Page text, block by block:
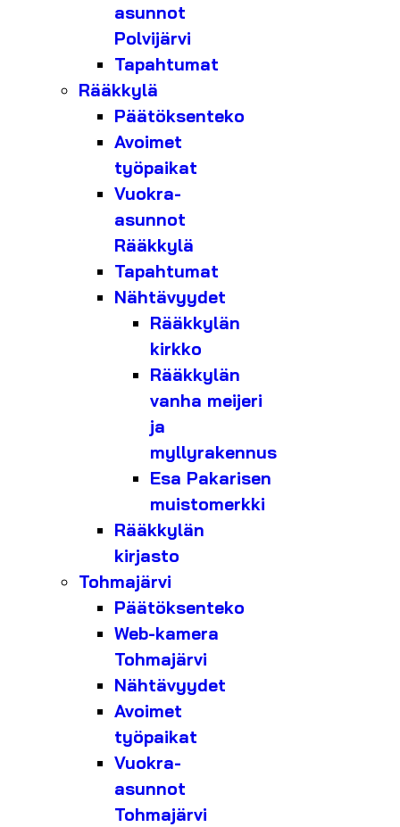
asunnot
Polvijärvi
Tapahtumat
Rääkkylä
Päätöksenteko
Avoimet
työpaikat
Vuokra-
asunnot
Rääkkylä
Tapahtumat
Nähtävyydet
Rääkkylän
kirkko
Rääkkylän
vanha meijeri
ja
myllyrakennus
Esa Pakarisen
muistomerkki
Rääkkylän
kirjasto
Tohmajärvi
Päätöksenteko
Web-kamera
Tohmajärvi
Nähtävyydet
Avoimet
työpaikat
Vuokra-
asunnot
Tohmajärvi